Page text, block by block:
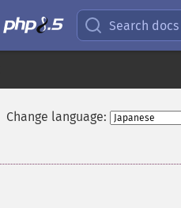
Search docs
Change language: